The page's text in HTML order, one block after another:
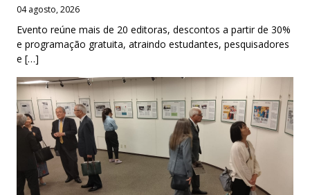
04 agosto, 2026
Evento reúne mais de 20 editoras, descontos a partir de 30%
e programação gratuita, atraindo estudantes, pesquisadores
e […]